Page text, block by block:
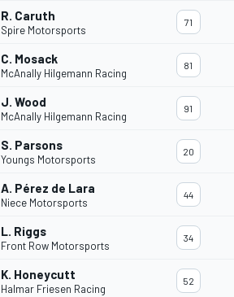
R. Caruth
Spire Motorsports
71
C. Mosack
McAnally Hilgemann Racing
81
J. Wood
McAnally Hilgemann Racing
91
S. Parsons
Youngs Motorsports
20
A. Pérez de Lara
Niece Motorsports
44
L. Riggs
Front Row Motorsports
34
K. Honeycutt
Halmar Friesen Racing
52